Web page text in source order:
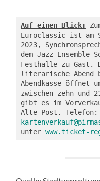
Auf einen Blick:
Euroclassic ist am
2023,
dem Jazz-Ensemble
Festhalle zu Gast.
literarische Abend
Abendkasse öffnet
zwischen zehn
gibt es im
unter www.ticket-